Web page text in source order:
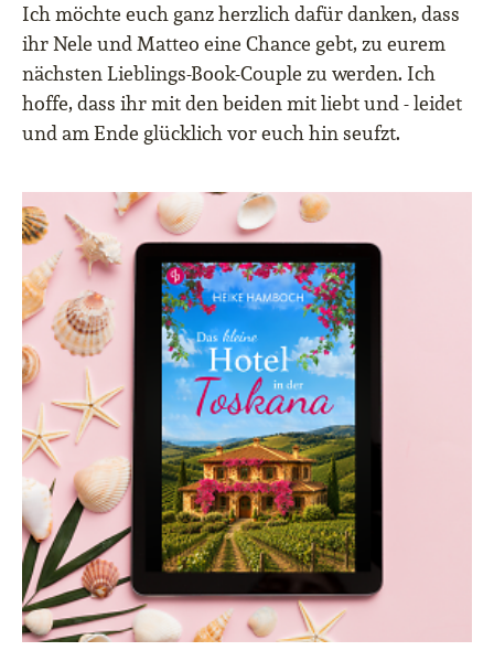
Ich möchte euch ganz herzlich dafür danken, dass
ihr Nele und Matteo eine Chance gebt, zu eurem
nächsten Lieblings-Book-Couple zu werden. Ich
hoffe, dass ihr mit den beiden mit liebt und - leidet
und am Ende glücklich vor euch hin seufzt.